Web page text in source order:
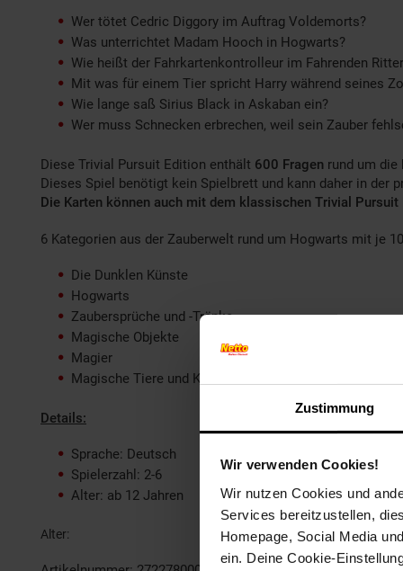
Zustimmung
Wir verwenden Cookies!
Wir nutzen Cookies und
Services bereitzustellen,
Homepage, Social Media
ein. Deine Cookie-
Wer tötet Cedric Diggory im Auftrag Voldemorts?
Was unterrichtet Madam Hooch in Hogwarts?
Wie heißt der Fahrkartenkontrolleur im Fahrenden
Mit was für einem Tier spricht Harry während seines
Wie lange saß Sirius Black in Askaban ein?
Wer muss Schnecken erbrechen, weil sein Zauber
Diese Trivial Pursuit Edition enthält 600 Fragen rund um die
Dieses Spiel benötigt kein Spielbrett und kann daher in der
Die Karten können auch mit dem klassischen Trivial
6 Kategorien aus der Zauberwelt rund um Hogwarts mit je
Die Dunklen Künste
Hogwarts
Zaubersprüche und -Tränke
Magische Objekte
Magier
Magische Tiere und Kreaturen
Details:
Sprache: Deutsch
Spielerzahl: 2-6
Alter: ab 12 Jahren
Alter ab 12 Jahre